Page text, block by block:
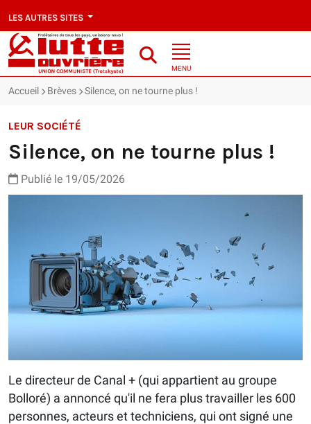
LES AUTRES SITES
MENU
Accueil Brèves Silence, on ne tourne plus !
LEUR SOCIÉTÉ
Silence, on ne tourne plus !
Publié le 19/05/2026
Le directeur de Canal + (qui appartient au groupe
Bolloré) a annoncé qu'il ne fera plus travailler les 600
personnes, acteurs et techniciens, qui ont signé une